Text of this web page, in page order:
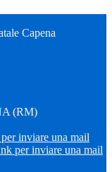
Capena
(RM)
inviare una mail
per inviare una mail